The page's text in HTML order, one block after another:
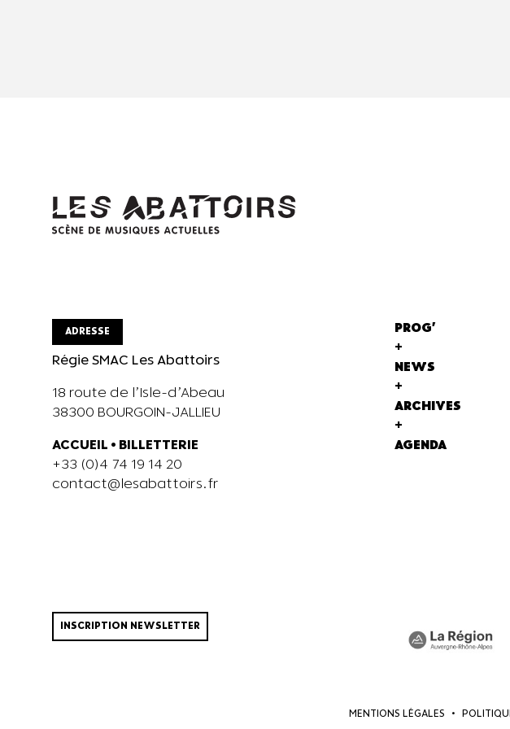
ADRESSE
Régie SMAC Les Abattoirs
18 route de l’Isle-d’Abeau
38300 BOURGOIN-JALLIEU
ACCUEIL • BILLETTERIE
+33 (0)4 74 19 14 20
contact@lesabattoirs.fr
PROG'
+
NEWS
+
ARCHIVES
+
AGENDA
INSCRIPTION NEWSLETTER
MENTIONS LÉGALES •